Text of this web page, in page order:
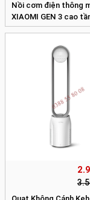
Nồi cơm điện thông
XIAOMI GEN 3 cao
suất 4L